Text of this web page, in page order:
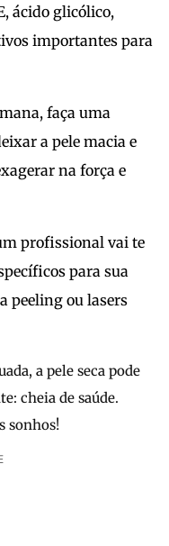
ácido glicólico,
importantes para
faça uma
a pele macia e
na força e
profissional vai te
para sua
peeling ou lasers
a pele seca pode
cheia de saúde.
sonhos!